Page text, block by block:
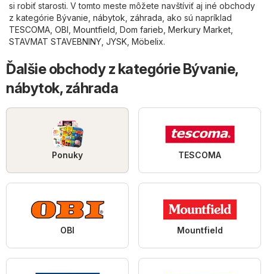
si robiť starosti. V tomto meste môžete navštíviť aj iné obchody
z kategórie Bývanie, nábytok, záhrada , ako sú napríklad
TESCOMA OBI Mountfield Dom farieb Merkury Market
STAVMAT STAVEBNINY JYSK Möbelix.
Ďalšie obchody z kategórie Bývanie,
nábytok, záhrada
Ponuky TESCOMA
OBI Mountfield